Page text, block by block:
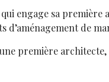
engage sa première
d’aménagement de
première architecte,